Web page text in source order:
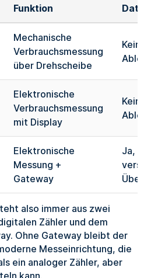
Funktion
Mechanische
Verbrauchsmessung
über Drehscheibe
Keine,
Elektronische
Verbrauchsmessung
mit Display
Keine,
Elektronische
Messung +
Gateway
Ja,
also immer aus zwei
Zähler und dem
Ohne Gateway bleibt der
Messeinrichtung, die
ein analoger Zähler, aber